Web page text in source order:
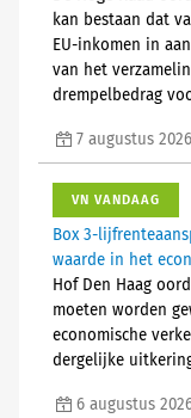
kan bestaan dat
EU-inkomen in
van het
drempelbedrag
7 augustus 2026
VN VANDAAG
Box 3-
waarde in het
Hof Den Haag
moeten worden
economische
dergelijke
6 augustus